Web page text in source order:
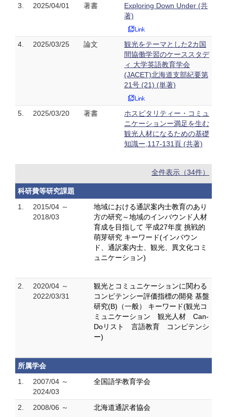
3. 2025/04/01 著書
Exploring Down Under (共
著)
4. 2025/03/25 論文
観光をテーマとした2カ国
間協働学習のケーススタデ
ィ 大学英語教育学会
(JACET)北海道支部紀要第
21号 (21) (単著)
5. 2025/03/20 著書
ホスピタリティー・コミュ
ニケーションー満足を生む
観光人材になるための基礎
知識ー,117-131頁 (共著)
全件表示（34件）
科研費等研究課題
1.
2015/04 ～
2018/03
地域における通訳案内士教育のあり
方の研究～地域のインバウンド人材
育成を目指して 平成27年度 挑戦的
萌芽研究 キーワード(インバウン
ド、通訳案内士、観光、異文化コミ
ュニケーション)
2.
2020/04 ～
2022/03/31
観光とコミュニケーションに関わる
コンピテンシー評価指標の開発 基盤
研究(B)（一般） キーワード(観光コ
ミュニケーション 観光人材 Can-
Doリスト 言語教育 コンピテンシ
ー)
所属学会
1.
2007/04 ～
2024/03
全国語学教育学会
2. 2008/06 ～ 北海道通訳者協会